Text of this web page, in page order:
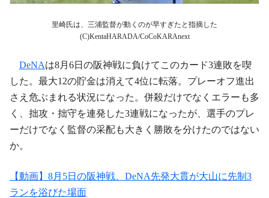
里崎氏は、三浦監督が動くのが早すぎたと指摘した
(C)KentaHARADA/CoCoKARAnext
DeNAは8月6日の阪神戦に負けてこのカード3連敗を喫
した。最大12の貯金は消えて4位に転落。プレーオフ進出
さえ危ぶまれる状況になった。併殺だけでなくエラーも多
く、拙攻・拙守を連発した3連戦になったが、選手のプレ
ーだけでなく監督の采配も大きく勝敗を分けたのではない
か。
【動画】8月5日の阪神戦、DeNA先発大貫が大山に先制3
ランを浴びた場面